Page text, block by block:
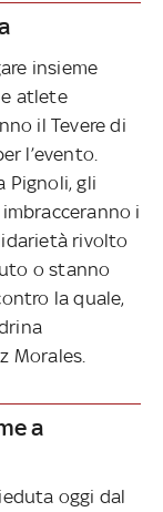
insieme
atlete
il Tevere di
l’evento.
Pignoli, gli
i
rivolto
o stanno
la quale,
Morales.
a
oggi dal